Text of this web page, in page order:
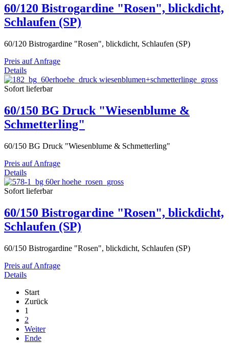
60/120 Bistrogardine "Rosen", blickdicht,
Schlaufen (SP)
60/120 Bistrogardine "Rosen", blickdicht, Schlaufen (SP)
Preis auf Anfrage
Details
Sofort lieferbar
60/150 BG Druck "Wiesenblume &
Schmetterling"
60/150 BG Druck "Wiesenblume & Schmetterling"
Preis auf Anfrage
Details
Sofort lieferbar
60/150 Bistrogardine "Rosen", blickdicht,
Schlaufen (SP)
60/150 Bistrogardine "Rosen", blickdicht, Schlaufen (SP)
Preis auf Anfrage
Details
Start
Zurück
1
2
Weiter
Ende